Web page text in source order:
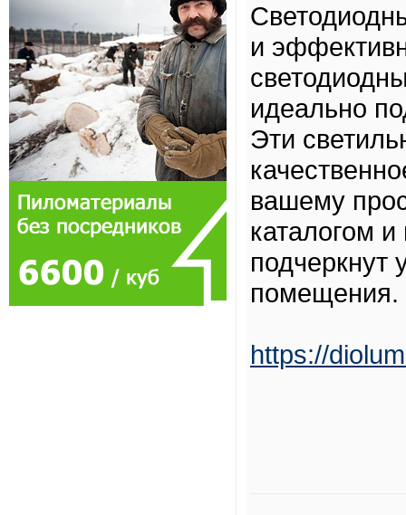
и
идеально
Эти
вашему
каталогом
подчеркнут
помещения.
https://